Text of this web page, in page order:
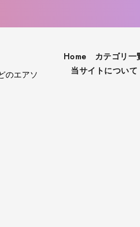
のエアソ
Home
カテゴリ一
当サイトについて